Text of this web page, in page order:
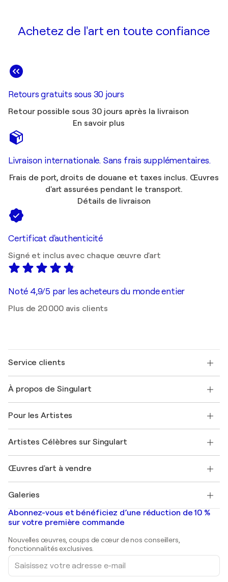
Achetez de l'art en toute confiance
Retours gratuits sous 30 jours
Retour possible sous 30 jours après la livraison
En savoir plus
Livraison internationale. Sans frais supplémentaires.
Frais de port, droits de douane et taxes inclus. Œuvres
d'art assurées pendant le transport.
Détails de livraison
Certificat d'authenticité
Signé et inclus avec chaque œuvre d'art
Noté 4,9/5 par les acheteurs du monde entier
Plus de 20 000 avis clients
Service clients
Expédition
Offrir une carte cadeau
Rejoignez notre programme commercial
Mon compte
+33 1 76 44 06 42
À propos de Singulart
FAQ
Magazine Singulart
Emplois
Découvrez une sélection d'art original
Pour les Artistes
Se connecter en tant qu'Artiste
Artistes Célèbres sur Singulart
Marc Chagall
Banksy
Mr. Brainwash
Shepard Fairey
Œuvres d'art à vendre
Tableaux abstraits à vendre
Peintures de paysage
Estampes
Peintures acryliques
Galeries
Galeries d'art en France
Galeries d'art en Belgique
Abonnez-vous et bénéficiez d’une réduction de 10 %
sur votre première commande
Nouvelles œuvres, coups de cœur de nos conseillers,
fonctionnalités exclusives.
Saisissez
votre
adresse